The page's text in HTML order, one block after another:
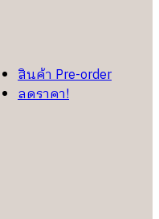
สินค้า Pre-order
ลดราคา!